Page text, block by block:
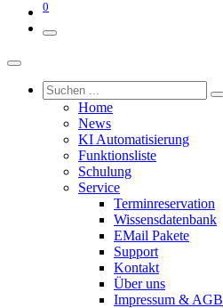
0
Home
News
KI Automatisierung
Funktionsliste
Schulung
Service
Terminreservation
Wissensdatenbank
EMail Pakete
Support
Kontakt
Über uns
Impressum & AGB